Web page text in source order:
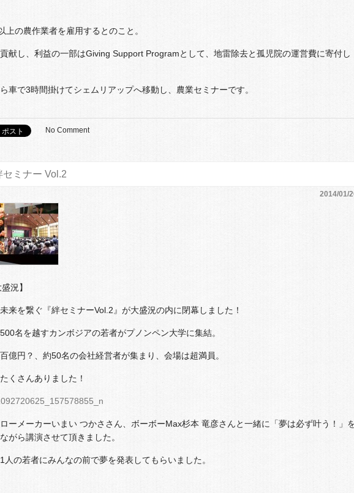
上の農作業者を雇用するとのこと。
献し、利益の一部はGiving Support Programとして、地雷除去と孤児院の運営費に寄付し
車で3時間掛けてシェムリアップへ移動し、農業セミナーです。
No Comment
セミナー Vol.2
2014/01/
況】
来を繋ぐ『絆セミナーVol.2』が大盛況の内に閉幕しました！
名を越すカンボジアの若者がプノンペン大学に集結。
億円？、約50名の会社経営者が集まり、会場は超満員。
くさんありました！
ーメーカーいまい つかささん、ボーボーMax杉本 竜彦さんと一緒に「夢は必ず叶う！」
がら講演させて頂きました。
人の若者にみんなの前で夢を発表してもらいました。